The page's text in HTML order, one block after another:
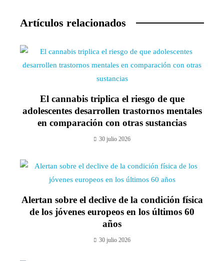
Artículos relacionados
El cannabis triplica el riesgo de que
adolescentes desarrollen trastornos mentales
en comparación con otras sustancias
30 julio 2026
Alertan sobre el declive de la condición física
de los jóvenes europeos en los últimos 60
años
30 julio 2026